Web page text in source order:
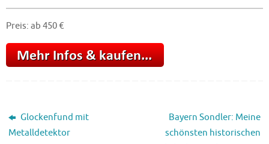
Preis: ab 450 €
Glockenfund mit
Metalldetektor
Bayern Sondler: Meine
schönsten historischen